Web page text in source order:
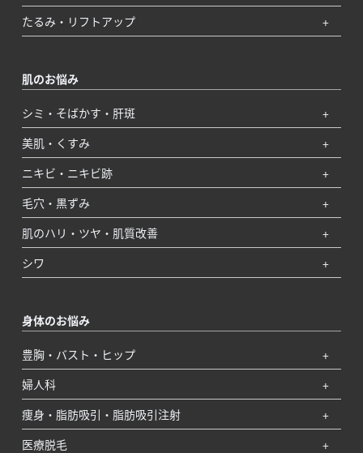
たるみ・リフトアップ
肌のお悩み
シミ・そばかす・肝斑
美肌・くすみ
ニキビ・ニキビ跡
毛穴・黒ずみ
肌のハリ・ツヤ・肌質改善
シワ
身体のお悩み
豊胸・バスト・ヒップ
婦人科
痩身・脂肪吸引・脂肪吸引注射
医療脱毛